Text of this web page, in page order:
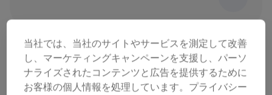
当社では、当社のサイトやサービスを測定して改善
し、マーケティングキャンペーンを支援し、パーソ
ナライズされたコンテンツと広告を提供するために
お客様の個人情報を処理しています。プライバシー